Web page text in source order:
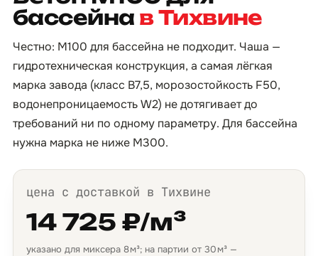
бассейна в Тихвине
Честно: М100 для бассейна не подходит. Чаша —
гидротехническая конструкция, а самая лёгкая
марка завода (класс B7,5, морозостойкость F50,
водонепроницаемость W2) не дотягивает до
требований ни по одному параметру. Для бассейна
нужна марка не ниже М300.
цена с доставкой в Тихвине
14 725 ₽/м³
указано для миксера 8 м³; на партии от 30 м³ —